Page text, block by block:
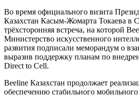
Во время официального визита
Казахстан Касым-Жомарта Токаева в
трёхсторонняя встреча, на которой
Министерство искусственного
развития подписали меморандум о
выразив поддержку планам по
Direct to Cell.
Beeline Казахстан продолжает
обеспечению стабильного